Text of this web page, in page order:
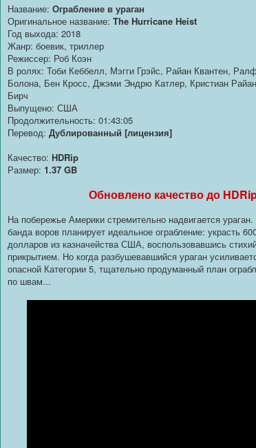
Название: Ограбление в ураган
Оригинальное название: The Hurricane Heist
Год выхода: 2018
Жанр: боевик, триллер
Режиссер: Роб Коэн
В ролях: Тоби Кеббелл, Мэгги Грэйс, Райан Квантен,
Болона, Бен Кросс, Джэми Эндрю Катлер, Кристиан
Бирч
Выпущено: США
Продолжительность: 01:43:05
Перевод: Дублированный [лицензия]
Качество: HDRip
Размер: 1.37 GB
Обновлено качество до
На побережье Америки стремительно надвигается
банда воров планирует идеальное ограбление: украсть
долларов из казначейства США, воспользовавшись
прикрытием. Но когда разбушевавшийся ураган
опасной Категории 5, тщательно продуманный план
по швам...